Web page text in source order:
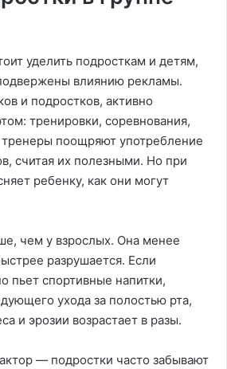
уделить подросткам и детям,
влиянию рекламы.
и подростков, активно
тренировки, соревнования,
поощряют употребление
считая их полезными. Но при
ребенку, как они могут
чем у взрослых. Она менее
разрушается. Если
пьет спортивные напитки,
ухода за полостью рта,
и эрозии возрастает в разы.
— подростки часто забывают